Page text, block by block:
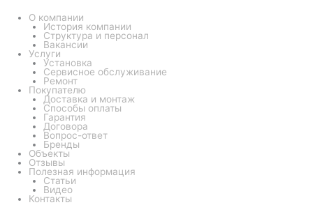
О компании
История компании
Структура и персонал
Вакансии
Услуги
Установка
Сервисное обслуживание
Ремонт
Покупателю
Доставка и монтаж
Способы оплаты
Гарантия
Договора
Вопрос-ответ
Бренды
Объекты
Отзывы
Полезная информация
Статьи
Видео
Контакты